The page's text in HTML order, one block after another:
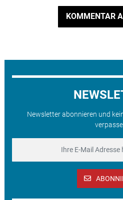
KOMMENTAR
Newsletter abonnieren und